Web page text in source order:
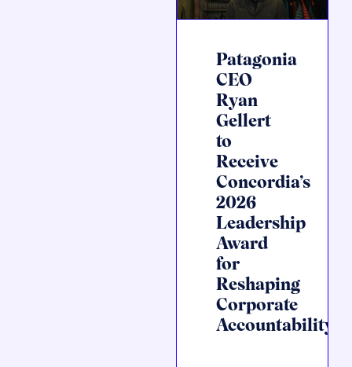
Patagonia
CEO
Ryan
Gellert
to
Receive
Concordia’s
2026
Leadership
Award
for
Reshaping
Corporate
Accountability